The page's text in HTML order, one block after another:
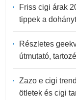
Friss cigi árak
tippek a
Részletes
útmutató,
Zazo e cigi
ötletek és cigi